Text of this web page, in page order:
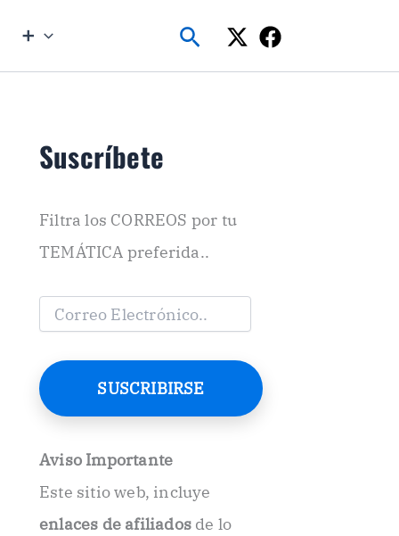
➕ Buscar
Suscríbete
Filtra los CORREOS por tu
TEMÁTICA preferida..
C
e
o
E
c
t
r
ó
SUSCRIBIRSE
Aviso Importante
Este sitio web, incluye
enlaces de afiliados de lo